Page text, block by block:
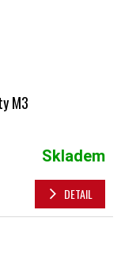
M3
Skladem
DETAIL